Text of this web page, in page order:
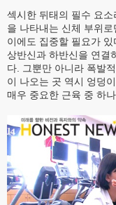
섹시한 뒤태의 필수 요
을 나타내는 신체 부위
이에도 집중할 필요가
상반신과 하반신을 연결
다. 그뿐만 아니라 폭발
이 나오는 곳 역시 엉덩
매우 중요한 근육 중 하